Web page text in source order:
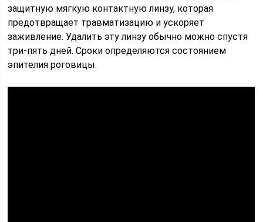
защитную мягкую контактную линзу, которая
предотвращает травматизацию и ускоряет
заживление. Удалить эту линзу обычно можно спустя
три-пять дней. Сроки определяются состоянием
эпителия роговицы.